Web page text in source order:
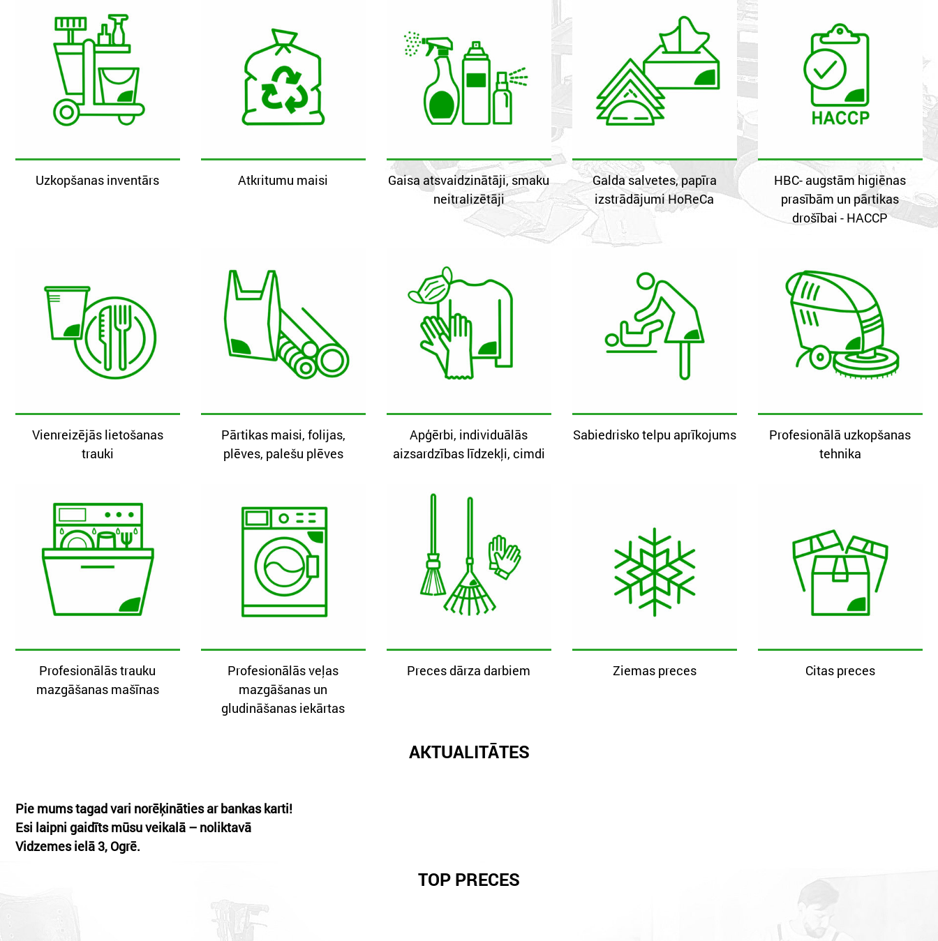
Uzkopšanas inventārs Atkritumu maisi
Gaisa atsvaidzinātāji, smaku
neitralizētāji
Galda salvetes, papīra
izstrādājumi HoReCa
HBC- augstām higiēnas
prasībām un pārtikas
drošībai - HACCP
Vienreizējās lietošanas
trauki
Pārtikas maisi, folijas,
plēves, palešu plēves
Apģērbi, individuālās
aizsardzības līdzekļi, cimdi
Sabiedrisko telpu aprīkojums
Profesionālā uzkopšanas
tehnika
Profesionālās trauku
mazgāšanas mašīnas
Profesionālās veļas
mazgāšanas un
gludināšanas iekārtas
Preces dārza darbiem Ziemas preces Citas preces
AKTUALITĀTES
Pie mums tagad vari norēķināties ar bankas karti!
Esi laipni gaidīts mūsu veikalā – noliktavā
Vidzemes ielā 3, Ogrē.
TOP PRECES